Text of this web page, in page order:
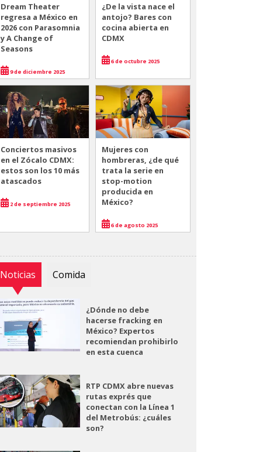
Dream Theater
regresa a México en
2026 con Parasomnia
y A Change of
Seasons
9 de diciembre 2025
¿De la vista nace el
antojo? Bares con
cocina abierta en
CDMX
6 de octubre 2025
Conciertos masivos
en el Zócalo CDMX:
estos son los 10 más
atascados
2 de septiembre 2025
Mujeres con
hombreras, ¿de qué
trata la serie en
stop-motion
producida en
México?
6 de agosto 2025
Noticias Comida
¿Dónde no debe
hacerse fracking en
México? Expertos
recomiendan prohibirlo
en esta cuenca
RTP CDMX abre nuevas
rutas exprés que
conectan con la Línea 1
del Metrobús: ¿cuáles
son?